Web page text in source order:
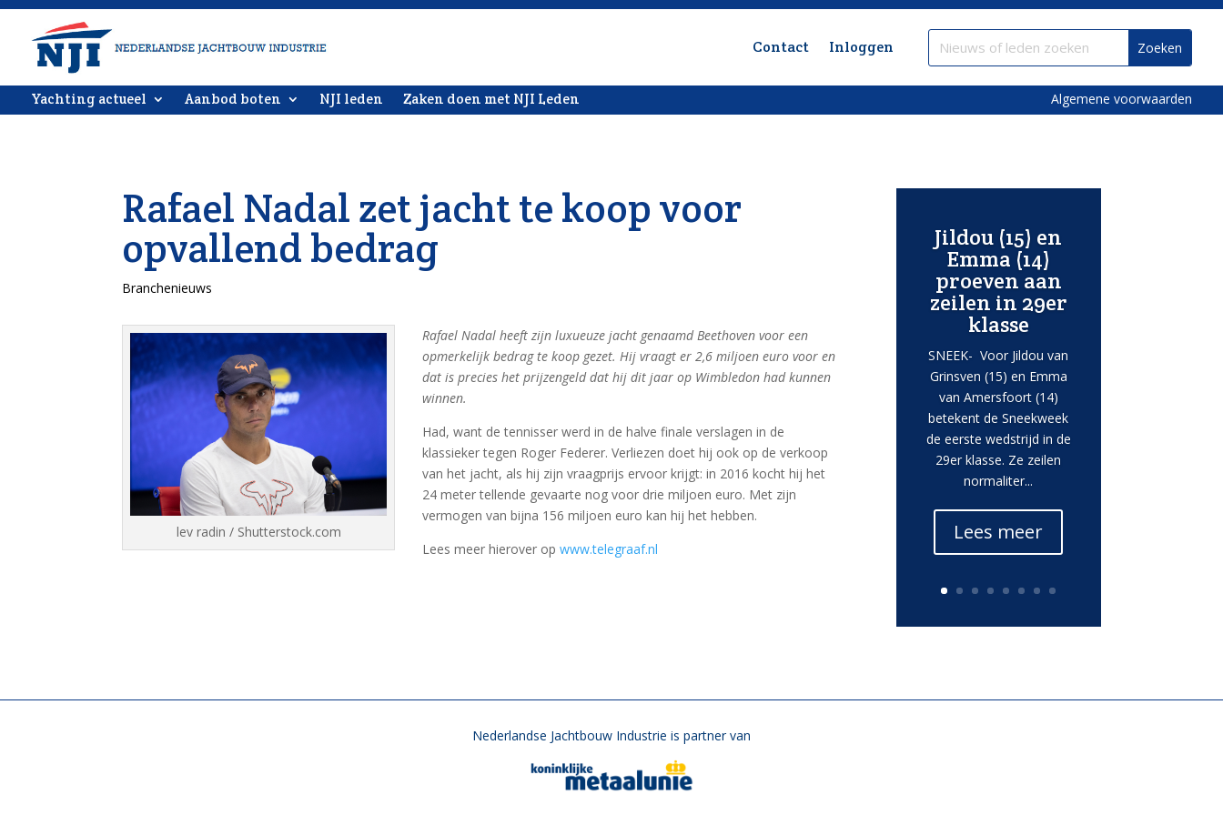
Contact Inloggen
Yachting actueel Aanbod boten NJI leden Zaken doen met NJI Leden Algemene voorwaarden
Rafael Nadal zet jacht te koop voor
opvallend bedrag
Branchenieuws
lev radin / Shutterstock.com
Rafael Nadal heeft zijn luxueuze jacht genaamd Beethoven voor een
opmerkelijk bedrag te koop gezet. Hij vraagt er 2,6 miljoen euro voor en
dat is precies het prijzengeld dat hij dit jaar op Wimbledon had kunnen
winnen.
Had, want de tennisser werd in de halve finale verslagen in de
klassieker tegen Roger Federer. Verliezen doet hij ook op de verkoop
van het jacht, als hij zijn vraagprijs ervoor krijgt: in 2016 kocht hij het
24 meter tellende gevaarte nog voor drie miljoen euro. Met zijn
vermogen van bijna 156 miljoen euro kan hij het hebben.
Lees meer hierover opwww.telegraaf.nl
Jildou (15) en
Emma (14)
proeven aan
zeilen in 29er
klasse
SNEEK- Voor Jildou van
Grinsven (15) en Emma
van Amersfoort (14)
betekent de Sneekweek
de eerste wedstrijd in de
29er klasse. Ze zeilen
normaliter...
Lees meer
Nederlandse Jachtbouw Industrie is partner van